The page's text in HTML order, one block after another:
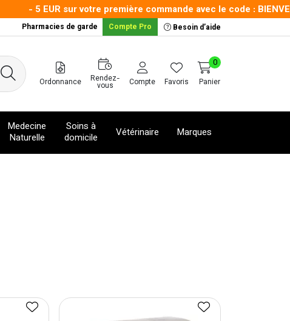
- 5 EUR sur votre première commande avec le code :
Pharmacies de garde Compte Pro Besoin d’aide
Ordonnance Rendez-
vous Compte Favoris Panier
0
Medecine
Naturelle
Soins à
domicile
Vétérinaire Marques